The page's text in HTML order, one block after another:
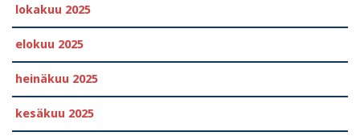
lokakuu 2025
elokuu 2025
heinäkuu 2025
kesäkuu 2025